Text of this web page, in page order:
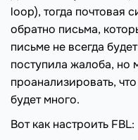
loop), тогда почтовая
обратно письма,
письме не всегда
поступила жалоба, но
проанализировать,
будет много.
Вот как настроить FBL: